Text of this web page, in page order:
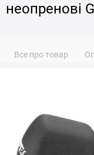
неопренові
Все про товар